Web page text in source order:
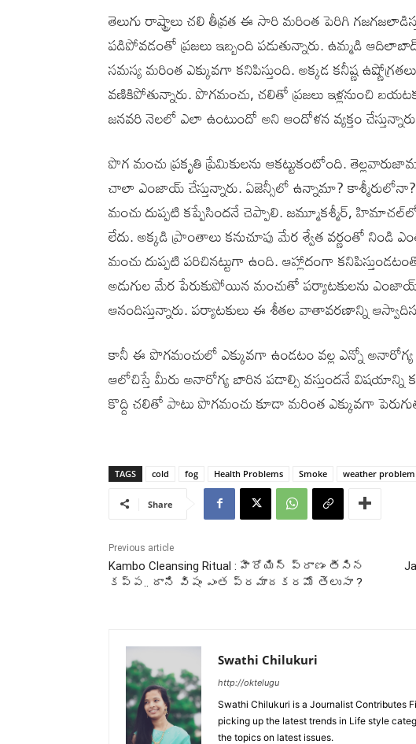
తెలుగు రాష్ట్రాలు చలి తీవ్రత ఈ సారి మరింత పెరిగి
పడిపోవడంతో ప్రజలు ఇబ్బంది పడుతున్నారు. ఉమ్మడి
సమస్య మరింత ఎక్కువగా కనిపిస్తుంది. అక్కడ కనీష‌్ణ
వణికిపోతున్నారు. పొగమంచు, చలితో ప్రజలు ఇళ్లనుంచి
జనవరి నెలలో ఎలా ఉంటుందో అని ఆందోళన వ్యక్తం చేస్తున్నారు
పొగ మంచు ప్రకృతి ప్రేమికులను ఆకట్టుకంటోంది.
చాలా ఎంజాయ్‌ చేస్తున్నారు. ఏజెన్సీలో ఉన్నామా? కాశ్మీరులోనా?
మంచు దుప్పటి కప్పేసిందనే చెప్పాలి. జమ్మూకశ్మీర్‌,
లేదు. అక్కడి ప్రాంతాలు కనుచూపు మేర శ్వేత వర్ణంతో నిండి
మంచు దుప్పటి పరిచినట్టుగా ఉంది. ఆహ్లాదంగా
అడుగుల మేర పేరుకుపోయిన మంచుతో పర్యాటకులను ఎంజాయ్
ఆనందిస్తున్నారు. పర్యాటకులు ఈ శీతల వాతావరణాన్ని
కానీ ఈ పొగమంచులో ఎక్కువగా ఉండటం వల్ల ఎన్నో
ఆలోచిస్తే మీరు అనారోగ్య బారిన పడాల్సి వస్తుందనే
కొద్ది చలితో పాటు పొగమంచు కూడా మరింత ఎక్కువగా
TAGS cold fog Health Problems Smoke weather problem
Share
Previous article
Kambo Cleansing Ritual : హీరోయిన్ ప్రాణం తీసిన
కప్ప.. దాని విషం ఎంత ప్రమాదకరమో తెలుసా ?
Swathi Chilukuri
http://oktelugu
Swathi Chilukuri is a Journalist Contributes
picking up the latest trends in Life style
the topics on latest issues.